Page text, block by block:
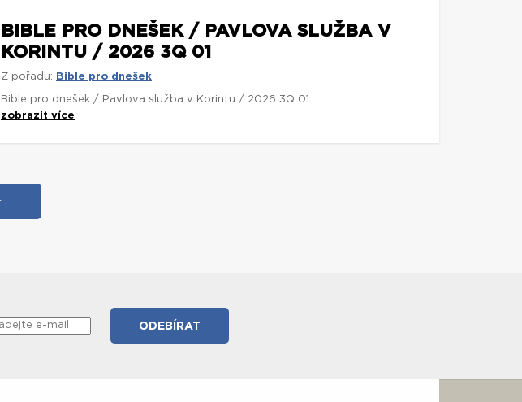
BIBLE PRO DNEŠEK / PAVLOVA SLUŽBA V
KORINTU / 2026 3Q 01
Z pořadu: Bible pro dnešek
Bible pro dnešek / Pavlova služba v Korintu / 2026 3Q 01
zobrazit více